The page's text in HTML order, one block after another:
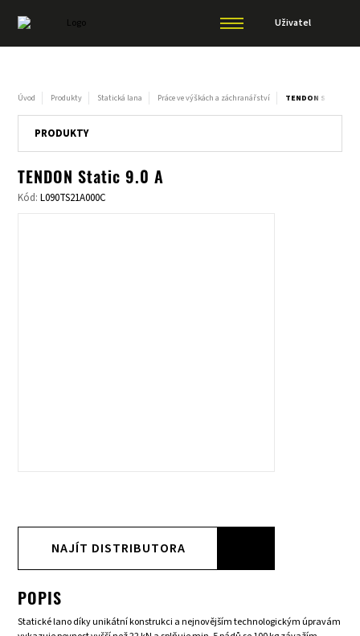
Uživatel
Úvod Produkty Statická lana Práce ve výškách a záchranářství TENDON STATIC
PRODUKTY
TENDON Static 9.0 A
Kód:L090TS21A000C
NAJÍT DISTRIBUTORA
POPIS
Statické lano díky unikátní konstrukci a nejnovějším technologickým úpravám